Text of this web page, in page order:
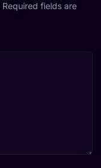
Required fields are